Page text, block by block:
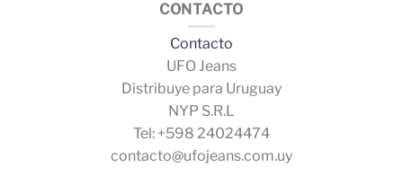
CONTACTO
Contacto
UFO Jeans
Distribuye para Uruguay
NYP S.R.L
Tel: +598 24024474
contacto@ufojeans.com.uy